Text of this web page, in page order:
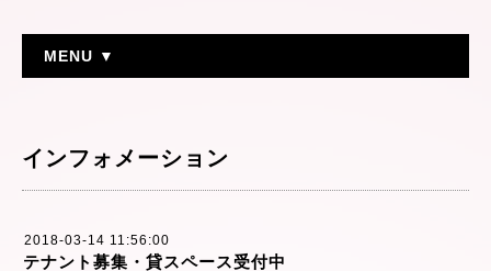
MENU ▼
インフォメーション
2018-03-14 11:56:00
テナント募集・貸スペース受付中